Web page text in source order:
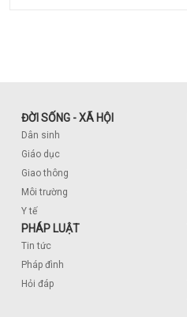
ĐỜI SỐNG - XÃ HỘI
Dân sinh
Giáo dục
Giao thông
Môi trường
Y tế
PHÁP LUẬT
Tin tức
Pháp đình
Hỏi đáp